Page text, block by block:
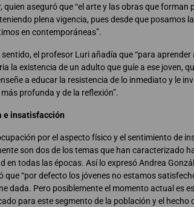
quien aseguró que “el arte y las obras que forman
plena vigencia, pues desde que posamos
en contemporáneas”.
sentido, el profesor Luri añadía que “para
la existencia de un adulto que guíe a ese joven,
a educar la resistencia de lo inmediato y le
profunda y de la reflexión”.
e insatisfacción
por el aspecto físico y el sentimiento de
son dos de los temas que han caracterizado
en todas las épocas. Así lo expresó Andrea
que “por defecto los jóvenes no estamos
dada. Pero posiblemente el momento actual es
para este segmento de la población y el hecho